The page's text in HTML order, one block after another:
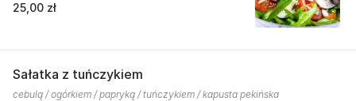
25,00 zł
Sałatka z tuńczykiem
cebulą / ogórkiem / papryką / tuńczykiem / kapusta pekińska